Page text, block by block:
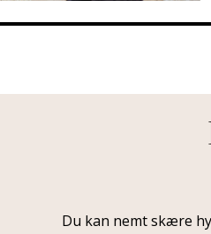
Du kan nemt skære